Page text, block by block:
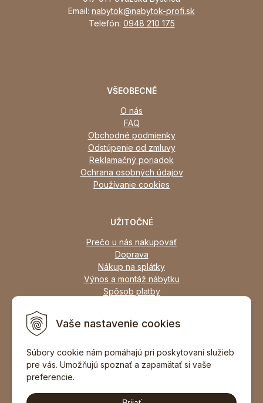
Vaše nastavenie cookies
Súbory cookie nám pomáhajú pri poskytovaní služieb
pre vás. Umožňujú spoznať a zapamätať si vaše
preferencie.
Email: nabytok@nabytok-profi.sk
Telefón: 0948 210 175
VŠEOBECNÉ
O nás
FAQ
Obchodné podmienky
Odstúpenie od zmluvy
Reklamačný poriadok
Ochrana osobných údajov
Používanie cookies
UŽITOČNÉ
Prečo u nás nakupovať
Doprava
Nákup na splátky
Výnos a montáž nábytku
Spôsob platby
Zariadime všetky typy interiérov
DOPORUČIŤ ZNÁMEMU